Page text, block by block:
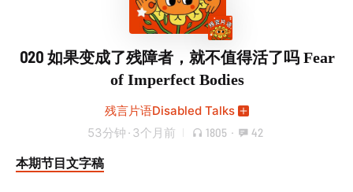
020 如果变成了残障者，就不值得活了吗 Fear
of Imperfect Bodies
残言片语Disabled Talks
53分钟 · 3个月前 1805 · 42
本期节目文字稿